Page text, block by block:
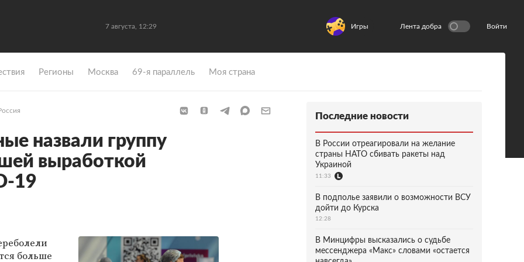
7 августа, 12:29 Игры Лента добра Войти
Регионы Москва 69-я параллель Моя страна
назвали группу
выработкой
19
больше
Последние новости
В России отреагировали на желание
страны НАТО сбивать ракеты над
Украиной
11:33
В подполье заявили о возможности ВСУ
дойти до Курска
12:28
В Минцифры высказались о судьбе
мессенджера «Макс» словами «остается